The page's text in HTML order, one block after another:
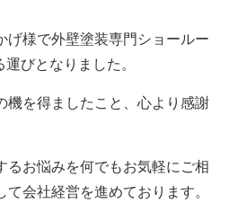
げ様で外壁塗装専門ショールー
びとなりました。
機を得ましたこと、心より感謝
るお悩みを何でもお気軽にご相
会社経営を進めております。